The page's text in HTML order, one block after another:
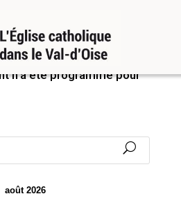
n’a été programmé pour
août 2026